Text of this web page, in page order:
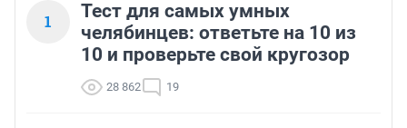
1
Тест для самых умных
челябинцев: ответьте на 10 из
10 и проверьте свой кругозор
28 862 19